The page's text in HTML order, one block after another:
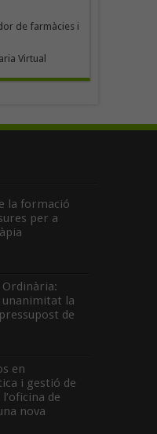
de farmàcies i
Virtual
la formació
per a
Ordinària:
la
de
en
i gestió de
de
nova